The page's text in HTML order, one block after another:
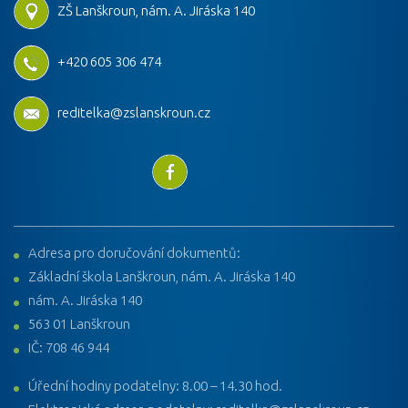
ZŠ Lanškroun, nám. A. Jiráska 140
+420 605 306 474
reditelka@zslanskroun.cz
Adresa pro doručování dokumentů:
Základní škola Lanškroun, nám. A. Jiráska 140
nám. A. Jiráska 140
563 01 Lanškroun
IČ: 708 46 944
Úřední hodiny podatelny: 8.00 – 14.30 hod.